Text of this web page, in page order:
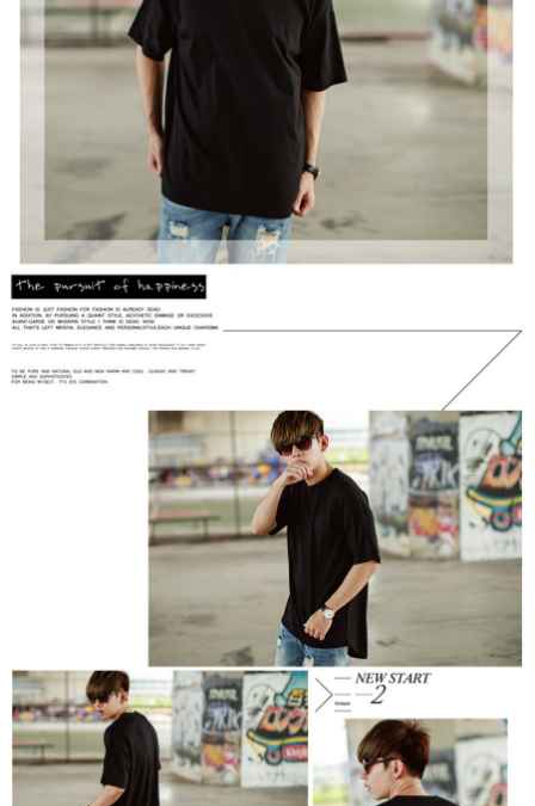
後付繳納相關費用。
※ 交易是否成功請以「AFTEE先享後付 」之結帳頁面顯示為準，若有關於
是否繳費成功／繳費後需取消欲退款等相關疑問，請聯繫「AFTEE先享後付
https://netprotections.freshdesk.com/support/home
１．透過由恩沛科技股份有限公司提供之「AFTEE先享後付」服務完成之交
易，需依本服務之必要範圍內提供個人資料，並將交易相關給付款項請求債
權轉讓予恩沛科技股份有限公司。
２．關於個人資料處理事宜，請瀏覽以下網址：
https://aftee.tw/terms/#terms3
３．未成年的使用者請事先徵得法定代理人或監護人之同意方可使用
「AFTEE先享後付」，若未經同意申辦者引起之損失，本公司不負相關責
任。
４．使用「AFTEE先享後付」時，將依據個別帳號之用戶狀況，依本公司即
時審查核予不同之上限額度；若仍有額度不足之情形，本公司將視審查結果
請求用戶進行身份認證。
５．嚴禁一人註冊多個帳號或使用他人資訊註冊。若發現惡意使用之情形，
恩沛科技股份有限公司將有權停止該用戶之使用額度並採取法律行動。
先付款後7-11取貨
每筆NT$80，滿NT$1,800(含以上)免運費
每筆NT$120，滿NT$3,000(含以上)免運費
查看運費